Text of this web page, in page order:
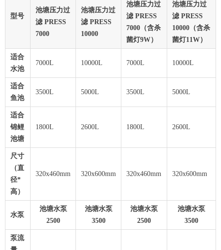
型号
池塘压力过
滤 PRESS
7000
池塘压力过
滤 PRESS
10000
池塘压力过
滤 PRESS
7000（含杀
菌灯9W）
池塘压力过
滤 PRESS
10000（含杀
菌灯11W）
适合
水池
7000L 10000L 7000L 10000L
适合
鱼池
3500L 5000L 3500L 5000L
适合
锦鲤
池塘
1800L 2600L 1800L 2600L
尺寸
（直
径*
高）
320x460mm 320x600mm 320x460mm 320x600mm
水泵
池塘水泵
2500
池塘水泵
3500
池塘水泵
2500
池塘水泵
3500
泵流